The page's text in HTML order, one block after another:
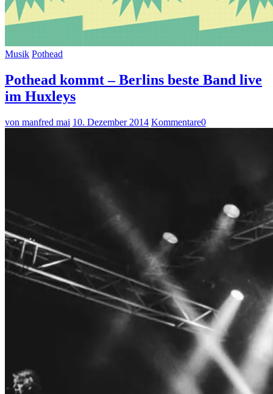
Musik Pothead
Pothead kommt – Berlins beste Band live
im Huxleys
von manfred mai 10. Dezember 2014 Kommentare0